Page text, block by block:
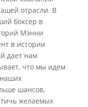
отрасли. В
боксер в
Мэнни
в истории
дает нам
что мы идем
шансов,
желаемых